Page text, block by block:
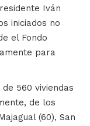
Iván
iniciados no
el Fondo
para
560 viviendas
de los
(60), San